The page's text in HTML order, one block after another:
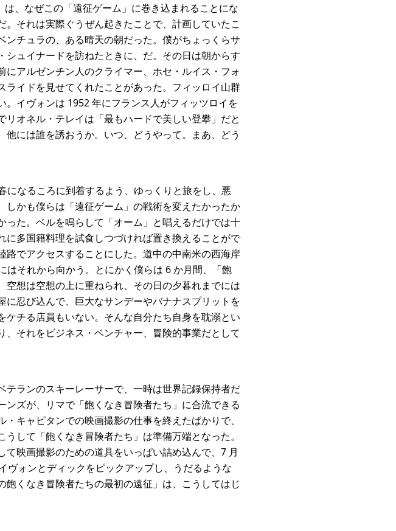
、なぜこの「遠征ゲーム」に巻き込まれることにな
それは実際ぐうぜん起きたことで、計画していたこ
チュラの、ある晴天の朝だった。僕がちょっくらサ
ュイナードを訪ねたときに、だ。その日は朝からす
アルゼンチン人のクライマー、ホセ・ルイス・フォ
イドを見せてくれたことがあった。フィッロイ山群
イヴォンは 1952 年にフランス人がフィッツロイを
オネル・テレイは「最もハードで美しい登攀」だと
には誰を誘おうか。いつ、どうやって。まあ、どう
なるころに到着するよう、ゆっくりと旅をし、悪
かも僕らは「遠征ゲーム」の戦術を変えたかったか
た。ベルを鳴らして「オーム」と唱えるだけでは十
多国籍料理を試食しつづければ置き換えることがで
でアクセスすることにした。道中の中南米の西海岸
それから向かう。とにかく僕らは 6 か月間、「飽
想は空想の上に重ねられ、その日の夕暮れまでには
忍び込んで、巨大なサンデーやバナナスプリットを
チる店員もいない。そんな自分たち自身を耽溺とい
それをビジネス・ベンチャー、冒険的事業だとして
ランのスキーレーサーで、一時は世界記録保持者だ
ズが、リマで「飽くなき冒険者たち」に合流できる
キャピタンでの映画撮影の仕事を終えたばかりで、
して「飽くなき冒険者たち」は準備万端となった。
映画撮影のための道具をいっぱい詰め込んで、7 月
ヴォンとディックをピックアップし、うだるような
くなき冒険者たちの最初の遠征」は、こうしてはじ